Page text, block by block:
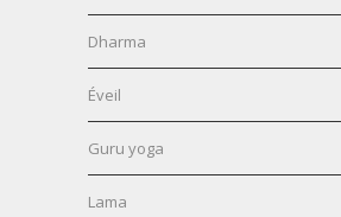
Dharma
Éveil
Guru yoga
Lama